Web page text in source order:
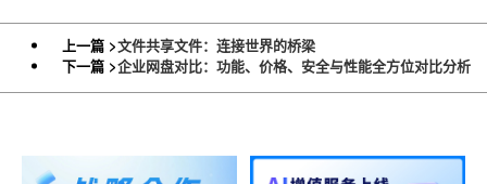
上一篇 >文件共享文件：连接世界的桥梁
下一篇 >企业网盘对比：功能、价格、安全与性能全方位对比分析